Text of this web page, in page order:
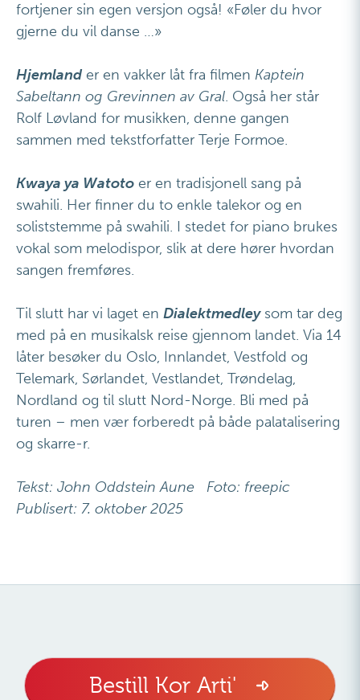
fortjener sin egen versjon også! «Føler du hvor
gjerne du vil danse …»
Hjemlander en vakker låt fra filmen Kaptein
Sabeltann og Grevinnen av Gral. Også her står
Rolf Løvland for musikken, denne gangen
sammen med tekstforfatter Terje Formoe.
Kwaya ya Watoto er en tradisjonell sang på
swahili. Her finner du to enkle talekor og en
soliststemme på swahili. I stedet for piano brukes
vokal som melodispor, slik at dere hører hvordan
sangen fremføres.
Til slutt har vi laget en Dialektmedleysom tar deg
med på en musikalsk reise gjennom landet. Via 14
låter besøker du Oslo, Innlandet, Vestfold og
Telemark, Sørlandet, Vestlandet, Trøndelag,
Nordland og til slutt Nord-Norge. Bli med på
turen – men vær forberedt på både palatalisering
og skarre-r.
Tekst: John Oddstein Aune Foto: freepic
Publisert: 7. oktober 2025
Bestill Kor Arti'